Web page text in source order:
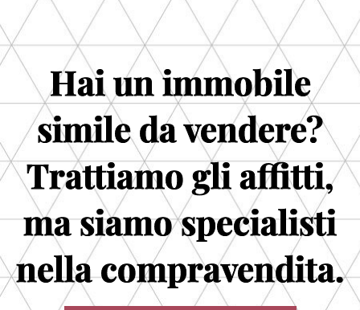
Hai un immobile
simile da vendere?
Trattiamo gli affitti,
ma siamo specialisti
nella compravendita.